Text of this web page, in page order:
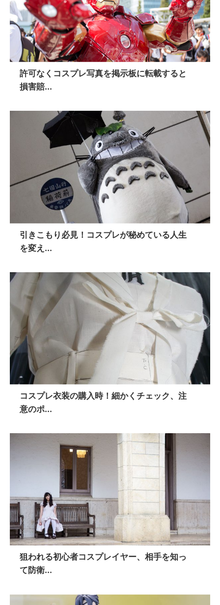
許可なくコスプレ写真を掲示板に転載すると
損害賠...
引きこもり必見！コスプレが秘めている人生
を変え...
コスプレ衣装の購入時！細かくチェック、注
意のポ...
狙われる初心者コスプレイヤー、相手を知っ
て防衛...